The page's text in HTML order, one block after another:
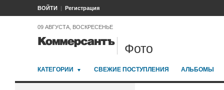
ВОЙТИ Регистрация
09 АВГУСТА, ВОСКРЕСЕНЬЕ
Фото
КАТЕГОРИИ СВЕЖИЕ ПОСТУПЛЕНИЯ АЛЬБОМЫ